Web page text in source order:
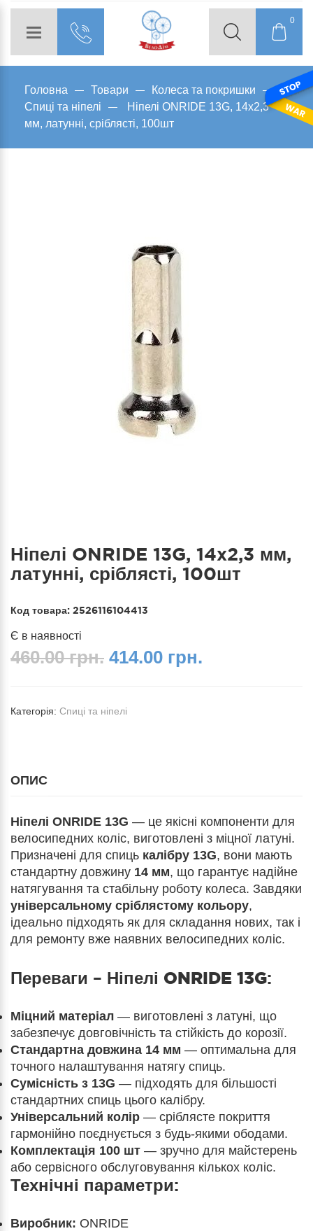
0
Головна Товари
Колеса та покришки
Спиці та ніпелі
Ніпелі ONRIDE 13G, 14x2,3
мм, латунні, сріблясті, 100шт
Ніпелі ONRIDE 13G, 14x2,3 мм,
латунні, сріблясті, 100шт
Код товара: 2526116104413
Є в наявності
460.00 грн. 414.00 грн.
Категорія: Спиці та ніпелі
ОПИС
Ніпелі ONRIDE 13G — це якісні компоненти для
велосипедних коліс, виготовлені з міцної латуні.
Призначені для спиць калібру 13G, вони мають
стандартну довжину 14 мм, що гарантує надійне
натягування та стабільну роботу колеса. Завдяки
універсальному сріблястому кольору,
ідеально підходять як для складання нових, так і
для ремонту вже наявних велосипедних коліс.
Переваги – Ніпелі ONRIDE 13G:
Міцний матеріал — виготовлені з латуні, що
забезпечує довговічність та стійкість до корозії.
Стандартна довжина 14 мм — оптимальна для
точного налаштування натягу спиць.
Сумісність з 13G — підходять для більшості
стандартних спиць цього калібру.
Універсальний колір — сріблясте покриття
гармонійно поєднується з будь-якими ободами.
Комплектація 100 шт — зручно для майстерень
або сервісного обслуговування кількох коліс.
Технічні параметри:
Виробник: ONRIDE